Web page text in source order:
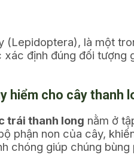
(Lepidoptera), là một
định đúng đối tượng
hiểm cho cây thanh
trái thanh long nằm ở
phận non của cây,
chóng giúp chúng